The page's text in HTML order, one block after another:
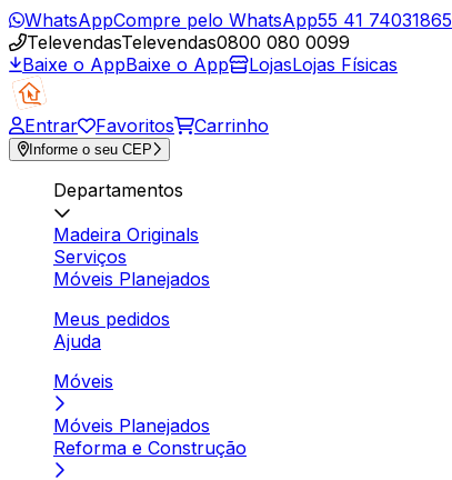
WhatsAppCompre pelo WhatsApp55 41 74031865
TelevendasTelevendas0800 080 0099
Baixe o AppBaixe o App LojasLojas Físicas
Entrar Favoritos Carrinho
Informe o seu CEP
Departamentos
Madeira Originals
Serviços
Móveis Planejados
Meus pedidos
Ajuda
Móveis
Móveis Planejados
Reforma e Construção